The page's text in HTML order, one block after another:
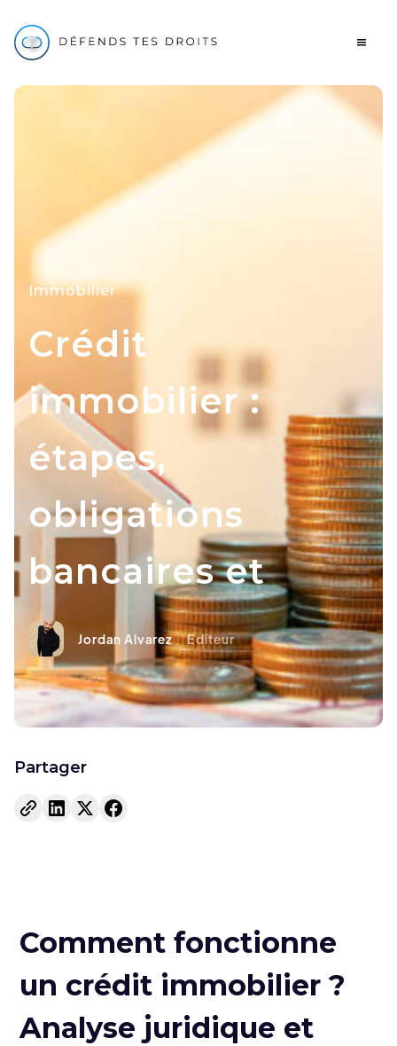
Immobilier
Crédit
immobilier :
étapes,
obligations
bancaires et
Jordan Alvarez Editeur
Partager
Comment fonctionne
un crédit immobilier ?
Analyse juridique et